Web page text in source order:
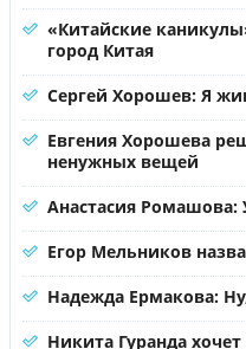
«Китайские
город Китая
Сергей Хорошев: Я
Евгения Хорошева
ненужных вещей
Анастасия Ромашова:
Егор Мельников
Надежда Ермакова:
Никита Гуранда